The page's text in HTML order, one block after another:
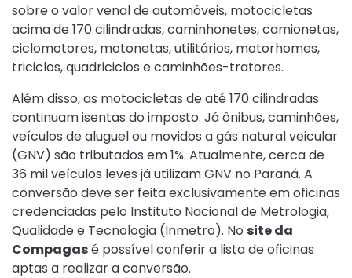
sobre o valor venal de automóveis, motocicletas
acima de 170 cilindradas, caminhonetes, camionetas,
ciclomotores, motonetas, utilitários, motorhomes,
triciclos, quadriciclos e caminhões-tratores.
Além disso, as motocicletas de até 170 cilindradas
continuam isentas do imposto. Já ônibus, caminhões,
veículos de aluguel ou movidos a gás natural veicular
(GNV) são tributados em 1%. Atualmente, cerca de
36 mil veículos leves já utilizam GNV no Paraná. A
conversão deve ser feita exclusivamente em oficinas
credenciadas pelo Instituto Nacional de Metrologia,
Qualidade e Tecnologia (Inmetro). No site da
Compagasé possível conferir a lista de oficinas
aptas a realizar a conversão.